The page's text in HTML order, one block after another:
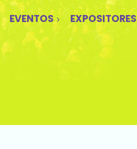
EVENTOS EXPOSITORES